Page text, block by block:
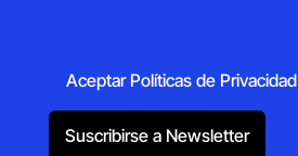
Aceptar Políticas de Privacidad
Suscribirse a Newsletter